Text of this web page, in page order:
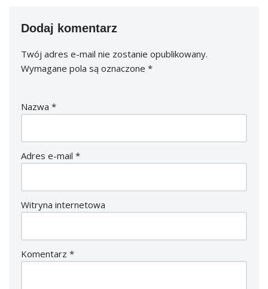
Dodaj komentarz
Twój adres e-mail nie zostanie opublikowany.
Wymagane pola są oznaczone *
Nazwa *
Adres e-mail *
Witryna internetowa
Komentarz *